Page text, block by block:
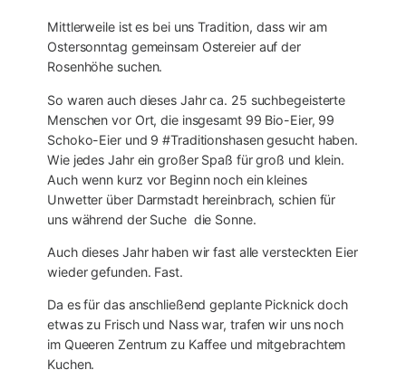
Mittlerweile ist es bei uns Tradition, dass wir am
Ostersonntag gemeinsam Ostereier auf der
Rosenhöhe suchen.
So waren auch dieses Jahr ca. 25 suchbegeisterte
Menschen vor Ort, die insgesamt 99 Bio-Eier, 99
Schoko-Eier und 9 #Traditionshasen gesucht haben.
Wie jedes Jahr ein großer Spaß für groß und klein.
Auch wenn kurz vor Beginn noch ein kleines
Unwetter über Darmstadt hereinbrach, schien für
uns während der Suche die Sonne.
Auch dieses Jahr haben wir fast alle versteckten Eier
wieder gefunden. Fast.
Da es für das anschließend geplante Picknick doch
etwas zu Frisch und Nass war, trafen wir uns noch
im Queeren Zentrum zu Kaffee und mitgebrachtem
Kuchen.